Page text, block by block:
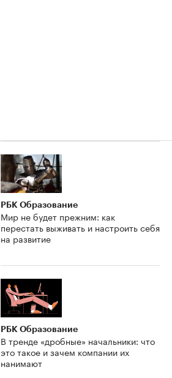
РБК Образование
Мир не будет прежним: как
перестать выживать и настроить себя
на развитие
РБК Образование
В тренде «дробные» начальники: что
это такое и зачем компании их
нанимают